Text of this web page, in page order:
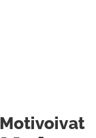
Motivoivat